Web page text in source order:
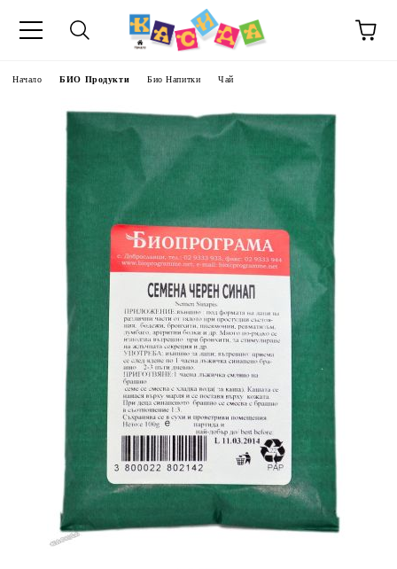
Начало БИО Продукти Био Напитки Чай